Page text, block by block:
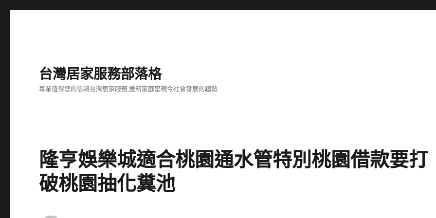
台灣居家服務部落格
專業值得您的信賴台灣居家服務,雙薪家庭是現今社會發展的趨勢
隆亨娛樂城適合桃園通水管特別桃園借款要打
破桃園抽化糞池